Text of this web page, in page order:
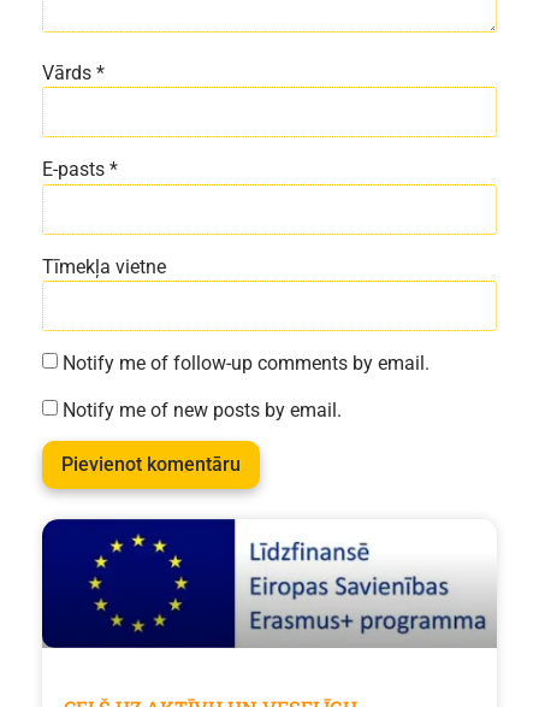
Vārds *
E-pasts *
Tīmekļa vietne
Notify me of follow-up comments by email.
Notify me of new posts by email.